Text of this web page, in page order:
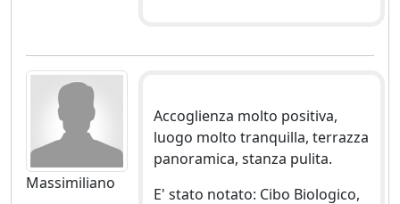
Massimiliano
Accoglienza molto positiva,
luogo molto tranquilla, terrazza
panoramica, stanza pulita.
E' stato notato: Cibo Biologico,